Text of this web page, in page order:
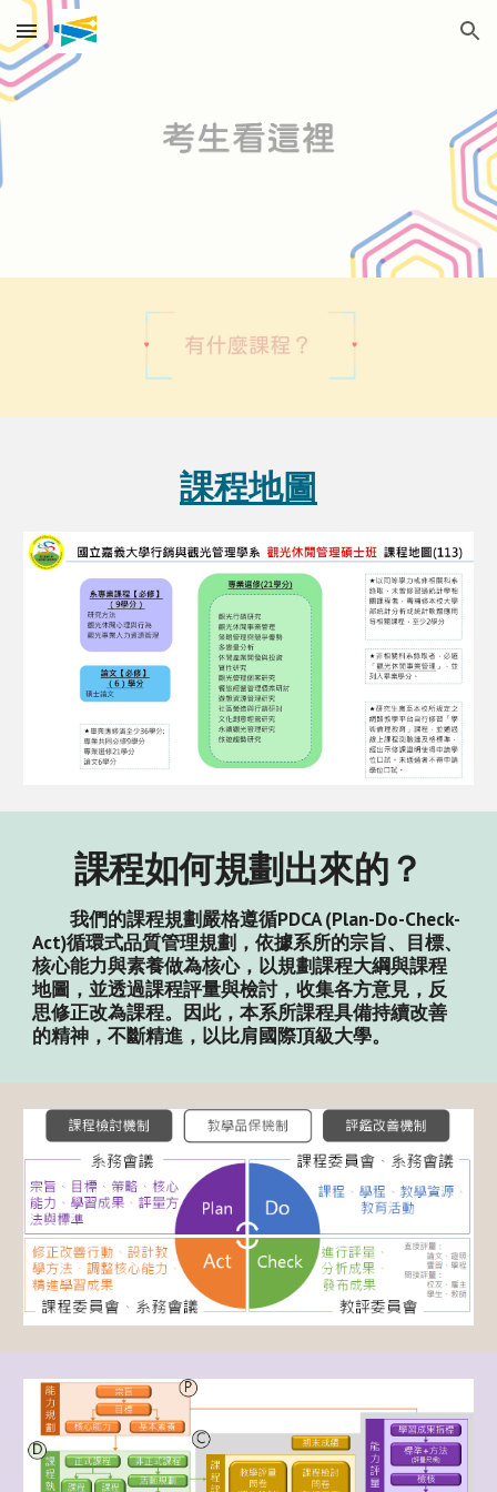
Skip to main content Skip to navigation
課程地圖
課程如何規劃出來的？
我們的課程規劃嚴格遵循PDCA (Plan-Do-Check-
Act)循環式品質管理規劃，依據系所的宗旨、目標、
核心能力與素養做為核心，以規劃課程大綱與課程
地圖，並透過課程評量與檢討，收集各方意見，反
思修正改為課程。因此，本系所課程具備持續改善
的精神，不斷精進，以比肩國際頂級大學。